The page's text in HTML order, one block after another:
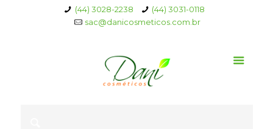
(44) 3028-2238
(44) 3031-0118
sac@danicosmeticos.com.br